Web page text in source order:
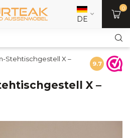
DE
0
Stehtischgestell X –
9.7
X –